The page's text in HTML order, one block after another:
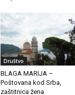
Društvo
BLAGA MARIJA –
Poštovana kod Srba,
zaštitnica žena